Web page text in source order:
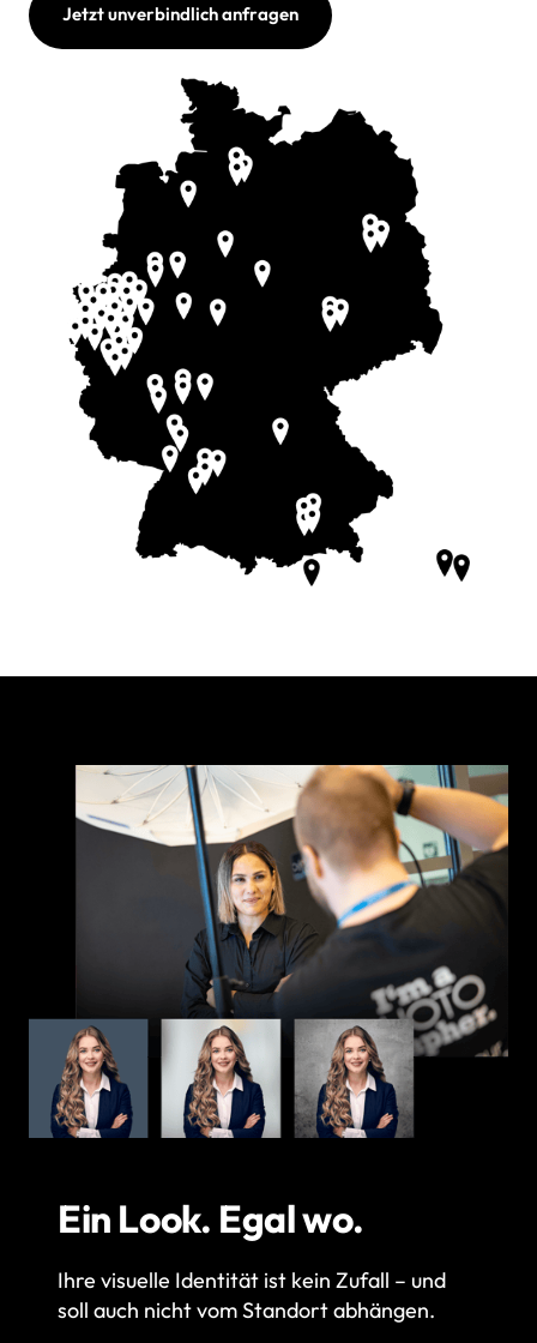
Jetzt unverbindlich anfragen
Ein Look. Egal wo.
Ihre visuelle Identität ist kein Zufall – und
soll auch nicht vom Standort abhängen.